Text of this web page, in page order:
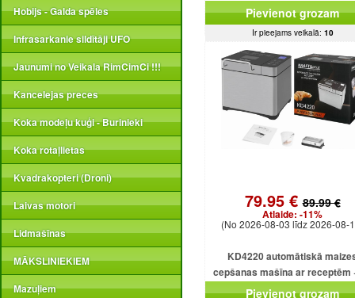
Hobijs - Galda spēles
Infrasarkanie sildītāji UFO
Jaunumi no Veikala RimCimCi !!!
Kancelejas preces
Koka modeļu kuģi - Burinieki
Koka rotaļlietas
Kvadrakopteri (Droni)
Laivas motori
Lidmašīnas
MĀKSLINIEKIEM
Mazuļiem
Pievienot grozam
Ir pieejams veikalā: 10
79.95 €89.99 €
Atlaide: -11%
(No 2026-08-03 līdz 2026-08-
KD4220 automātiskā
cepšanas mašīna ar receptēm
programmām + saldējumu
Pievienot grozam